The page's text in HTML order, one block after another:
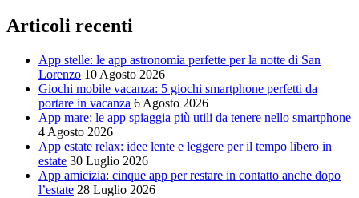
Articoli recenti
App stelle: le app astronomia perfette per la notte di San
Lorenzo 10 Agosto 2026
Giochi mobile vacanza: 5 giochi smartphone perfetti da
portare in vacanza 6 Agosto 2026
App mare: le app spiaggia più utili da tenere nello smartphone
4 Agosto 2026
App estate relax: idee lente e leggere per il tempo libero in
estate 30 Luglio 2026
App amicizia: cinque app per restare in contatto anche dopo
l’estate 28 Luglio 2026